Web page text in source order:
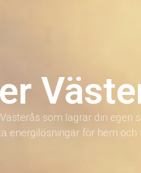
som lagrar din egen
energilösningar för hem och